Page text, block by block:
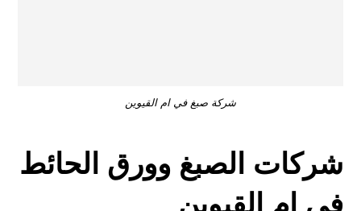
شركة صبغ في ام القيوين
شركات الصبغ وورق الحائط
في ام القيوين